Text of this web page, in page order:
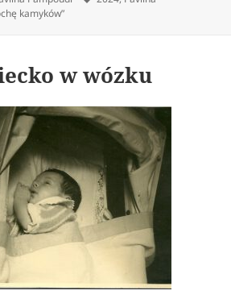
kamyków”
w wózku